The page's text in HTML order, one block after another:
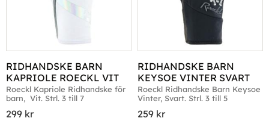
RIDHANDSKE BARN
KAPRIOLE ROECKL VIT
Roeckl Kapriole Ridhandske för
barn,  Vit. Strl. 3 till 7
299 kr
RIDHANDSKE BARN
KEYSOE VINTER SVART
Roeckl Ridhandske Barn Keysoe
Vinter, Svart. Strl. 3 till 5
259 kr